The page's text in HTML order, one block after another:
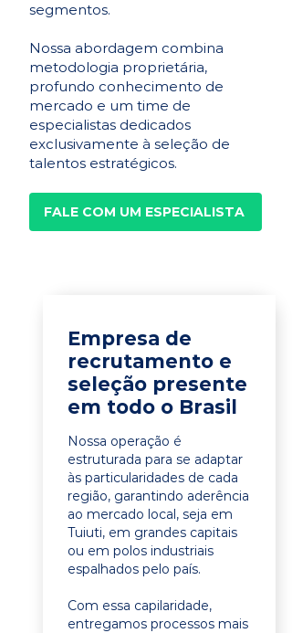
segmentos.
Nossa abordagem combina
metodologia proprietária,
profundo conhecimento de
mercado e um time de
especialistas dedicados
exclusivamente à seleção de
talentos estratégicos.
FALE COM UM ESPECIALISTA
Empresa de
recrutamento e
seleção presente
em todo o Brasil
Nossa operação é
estruturada para se adaptar
às particularidades de cada
região, garantindo aderência
ao mercado local, seja em
Tuiuti, em grandes capitais
ou em polos industriais
espalhados pelo país.
Com essa capilaridade,
entregamos processos mais